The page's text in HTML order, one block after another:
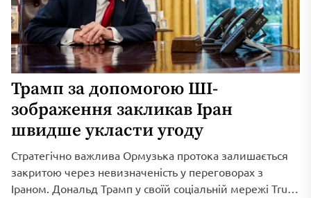
Трамп за допомогою ШІ-
зображення закликав Іран
швидше укласти угоду
Стратегічно важлива Ормузька протока залишається
закритою через невизначеність у переговорах з
Іраном. Дональд Трамп у своїй соціальній мережі Truth